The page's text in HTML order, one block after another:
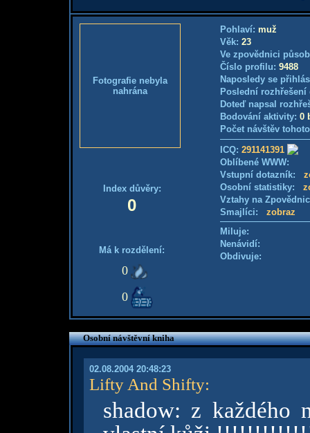
Fotografie nebyla
nahrána
Index důvěry:
0
Má k rozdělení:
0
0
Pohlaví: muž
Věk: 23
Ve zpovědnici
Číslo profilu: 9488
Naposledy se
Poslední
Doteď napsal
Bodování aktivity: 0
Počet návštěv
ICQ: 291141391
Oblíbené WWW:
Vstupní dotazník:
Osobní statistiky:
Vztahy na
Smajlíci: zobraz
Miluje:
Nenávidí:
Obdivuje:
Osobní návštěvní kniha
02.08.2004 20:48:23
Lifty And Shifty:
shadow: z každého